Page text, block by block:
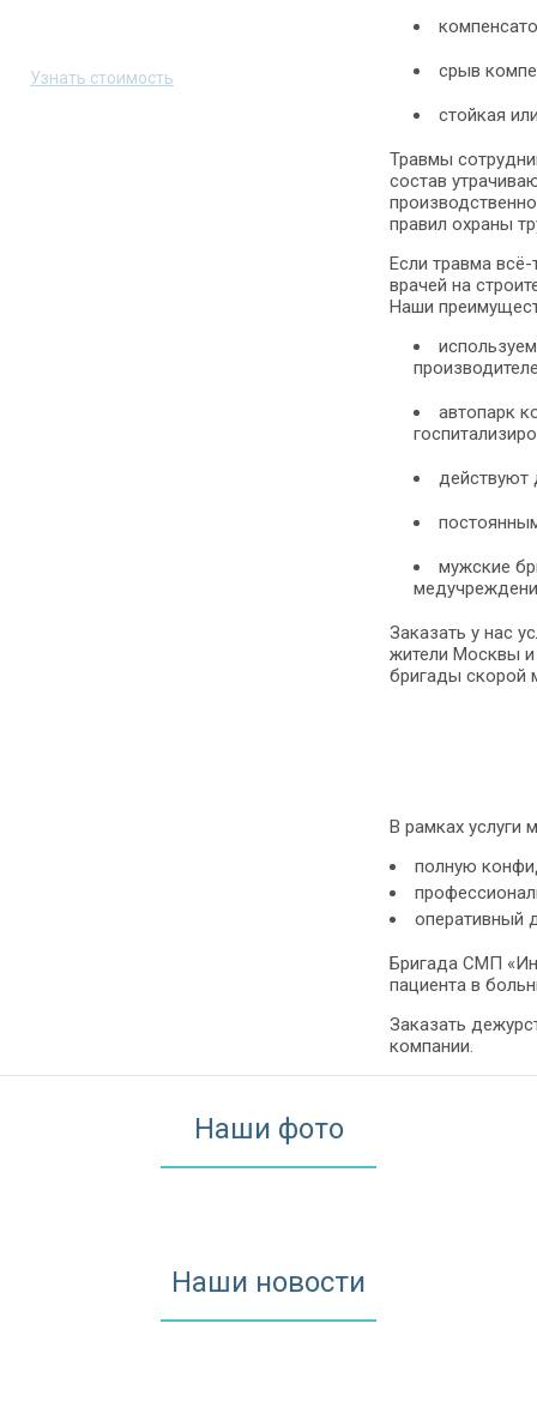
Узнать стоимость срыв
стойкая
Травмы
состав
правил охраны
Если травма
врачей на
Наши
автопарк
действуют
мужские
Заказать у нас
жители Москвы и
бригады скорой
В рамках услуги
полную
оперативный
Бригада СМП
пациента в
Заказать
компании.
Наши фото
Наши новости